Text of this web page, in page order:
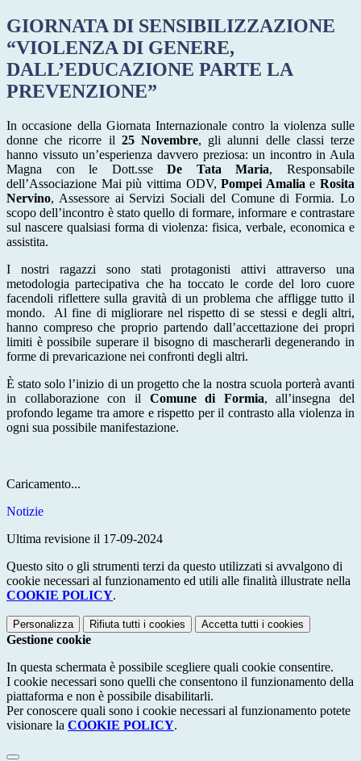
GIORNATA DI SENSIBILIZZAZIONE
“VIOLENZA DI GENERE,
DALL’EDUCAZIONE PARTE LA
PREVENZIONE”
In occasione della Giornata Internazionale contro la violenza sulle
donne che ricorre il 25 Novembre, gli alunni delle classi terze
hanno vissuto un’esperienza davvero preziosa: un incontro in Aula
Magna con le Dott.sseDe Tata Maria, Responsabile
dell’Associazione Mai più vittima ODV,Pompei Amalia e Rosita
Nervino, Assessore ai Servizi Sociali del Comune di Formia. Lo
scopo dell’incontro è stato quello di formare, informare e contrastare
sul nascere qualsiasi forma di violenza: fisica, verbale, economica e
assistita.
I nostri ragazzi sono stati protagonisti attivi attraverso una
metodologia partecipativa che ha toccato le corde del loro cuore
facendoli riflettere sulla gravità di un problema che affligge tutto il
mondo. Al fine di migliorare nel rispetto di se stessi e degli altri,
hanno compreso che proprio partendo dall’accettazione dei propri
limiti è possibile superare il bisogno di mascherarli degenerando in
forme di prevaricazione nei confronti degli altri.
È stato solo l’inizio di un progetto che la nostra scuola porterà avanti
in collaborazione con il Comune di Formia, all’insegna del
profondo legame tra amore e rispetto per il contrasto alla violenza in
ogni sua possibile manifestazione.
Caricamento...
Notizie
Ultima revisione il 17-09-2024
Questo sito o gli strumenti terzi da questo utilizzati si avvalgono di
cookie necessari al funzionamento ed utili alle finalità illustrate nella
COOKIE POLICY.
Personalizza Rifiuta tutti i cookies Accetta tutti i cookies
Gestione cookie
In questa schermata è possibile scegliere quali cookie consentire.
I cookie necessari sono quelli che consentono il funzionamento della
piattaforma e non è possibile disabilitarli.
Per conoscere quali sono i cookie necessari al funzionamento potete
visionare la COOKIE POLICY.